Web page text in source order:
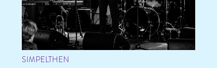
SIMPELTHEN